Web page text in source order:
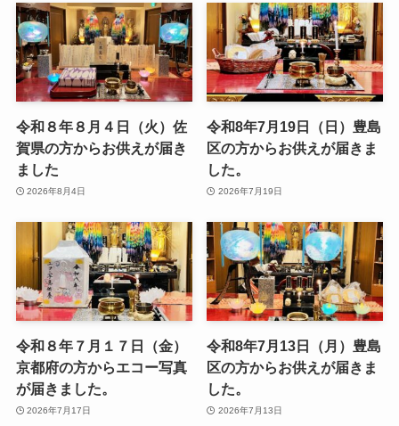
令和８年８月４日（火）佐
賀県の方からお供えが届き
ました
2026年8月4日
令和8年7月19日（日）豊島
区の方からお供えが届きま
した。
2026年7月19日
令和８年７月１７日（金）
京都府の方からエコー写真
が届きました。
2026年7月17日
令和8年7月13日（月）豊島
区の方からお供えが届きま
した。
2026年7月13日